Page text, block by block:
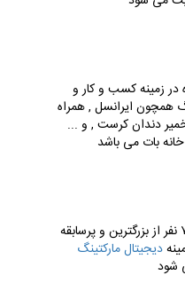
از ۱۸۰ پروژه در زمینه کسب و کار و
همچون ایرانسل , همراه
دندان کرست , و ...
بات می باشد
تیم خانه بات تشکیل شده از ۷ نفر از بزرگترین و پرسابقه
دیجیتال مارکتینگ
شود